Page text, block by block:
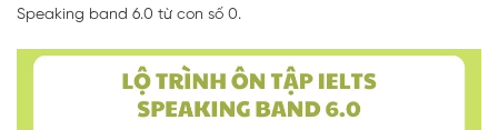
Speaking band 6.0 từ con số 0.